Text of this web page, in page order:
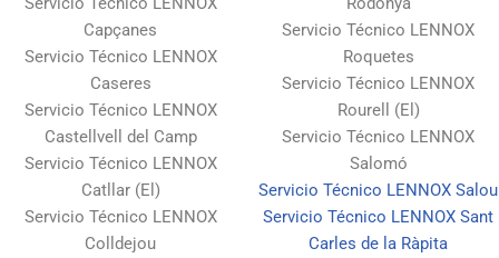
Capçanes
Servicio Técnico LENNOX
Caseres
Servicio Técnico LENNOX
Castellvell del Camp
Servicio Técnico LENNOX
Catllar (El)
Servicio Técnico LENNOX
Colldejou
Servicio Técnico LENNOX
Roquetes
Servicio Técnico LENNOX
Rourell (El)
Servicio Técnico LENNOX
Salomó
Servicio Técnico LENNOX Salou
Servicio Técnico LENNOX Sant
Carles de la Ràpita